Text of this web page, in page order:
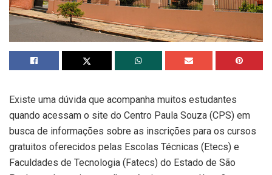
Existe uma dúvida que acompanha muitos estudantes
quando acessam o site do Centro Paula Souza (CPS) em
busca de informações sobre as inscrições para os cursos
gratuitos oferecidos pelas Escolas Técnicas (Etecs) e
Faculdades de Tecnologia (Fatecs) do Estado de São